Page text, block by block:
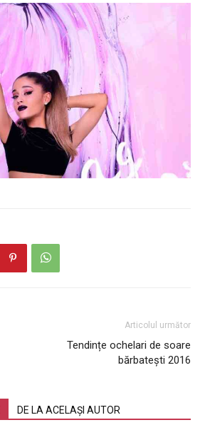
Articolul următor
Tendințe ochelari de soare
bărbatești 2016
DE LA ACELAȘI AUTOR